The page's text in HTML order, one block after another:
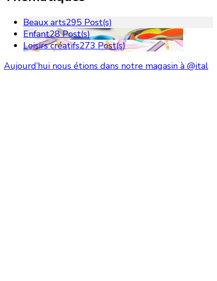
Beaux arts295 Post(s)
Enfant28 Post(s)
Loisirs créatifs273 Post(s)
Aujourd’hui nous étions dans notre magasin à @ital